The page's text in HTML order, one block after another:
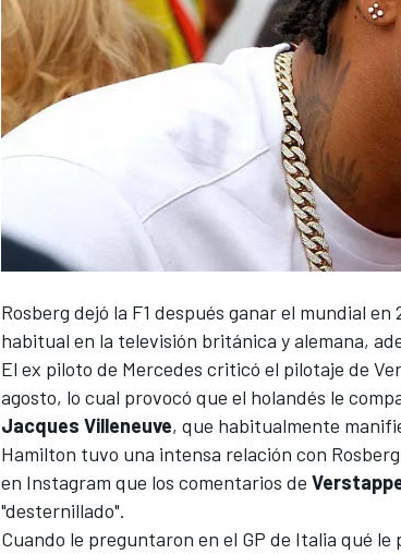
Rosberg dejó la F1 después ganar el mundial en
habitual en la televisión británica y alemana,
El ex piloto de Mercedes criticó el pilotaje de
agosto, lo cual provocó que el holandés le
Jacques Villeneuve, que habitualmente
Hamilton tuvo una intensa relación con
en Instagram que los comentarios de
"desternillado".
Cuando le preguntaron en el GP de Italia qué